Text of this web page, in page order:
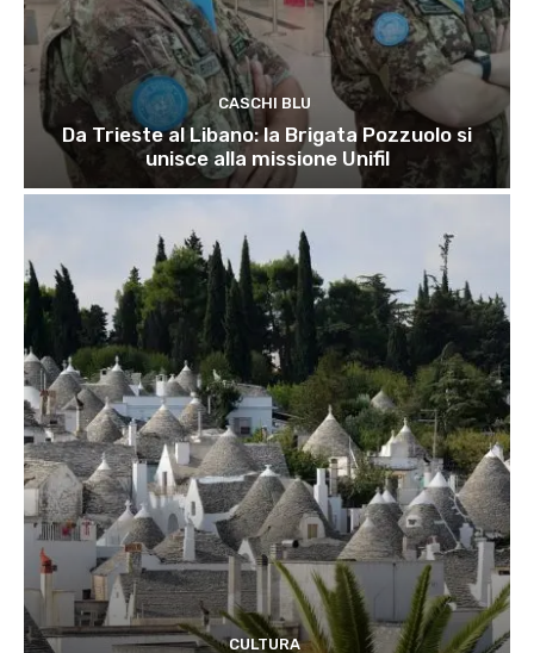
CASCHI BLU
Da Trieste al Libano: la Brigata Pozzuolo si
unisce alla missione Unifil
CULTURA